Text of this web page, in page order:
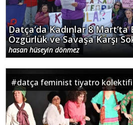
Datça’da Kadınlar 8
Özgürlük ve Savaşa Karşı
hasan hüseyin dönmez
#datça feminist tiyatro kolektifi